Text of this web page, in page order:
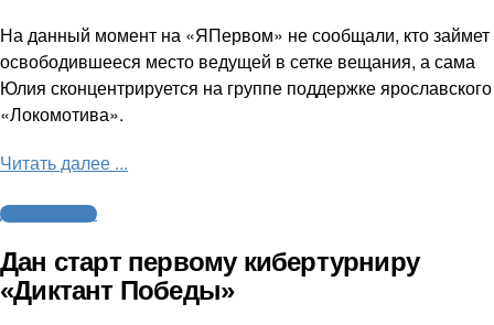
На данный момент на «ЯПервом» не сообщали, кто займет
освободившееся место ведущей в сетке вещания, а сама
Юлия сконцентрируется на группе поддержке ярославского
«Локомотива».
Читать далее ...
Другие новости
Дан старт первому кибертурниру
«Диктант Победы»